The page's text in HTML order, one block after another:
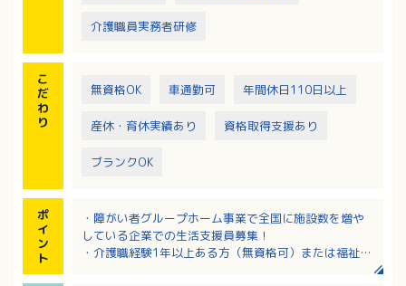
介護職員実務者研修
こ
だ
わ
り
無資格OK 車通勤可 年間休日110日以上
産休・育休実績あり 資格取得支援あり
ブランクOK
ポ
イ
ン
ト
・障がい者グループホーム事業で全国に施設数を増や
している企業での生活支援員募集！
・介護職経験1年以上ある方（無資格可）または福祉資